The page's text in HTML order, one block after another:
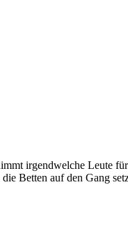
irgendwelche Leute
Betten auf den Gang